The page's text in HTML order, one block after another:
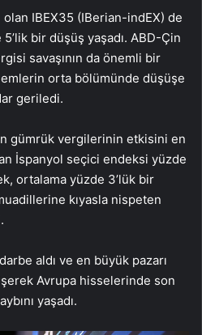
IBEX35 (IBerian-indEX) de
bir düşüş yaşadı. ABD-Çin
savaşının da önemli bir
orta bölümünde düşüşe
geriledi.
gümrük vergilerinin etkisini en
İspanyol seçici endeksi yüzde
ortalama yüzde 3’lük bir
kıyasla nispeten
aldı ve en büyük pazarı
Avrupa hisselerinde son
yaşadı.